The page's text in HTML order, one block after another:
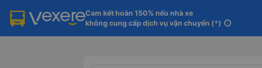
Cam kết hoàn 150% nếu nhà xe
không cung cấp dịch vụ vận chuyển (*) info